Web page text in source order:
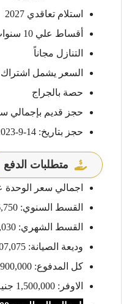
استلام تعاقدي 2027
أقساط علي 10 سنوات
التنازل مجاناً
السعر يشمل اشتراك
حصة بالجراج
حجز قديم بإجمالي
حجز بتاريخ: 14-9-2023
متطلبات الدفع
اجمالي سعر الوحدة على 10 سنوات :
القسط السنوي: 436,750 جنيه
القسط الشهري: 32,030 جنيه
وديعة الصيانة: 807,075 جنيه
كل المدفوع: 1,900,000 جنيه
الاوفر: 1,500,000 جنيه